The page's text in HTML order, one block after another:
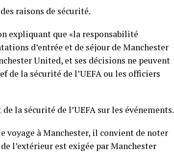
raisons de sécurité.
expliquant que «la responsabilité
d’entrée et de séjour de Manchester
United, et ses décisions ne peuvent
de la sécurité de l’UEFA ou les officiers
la sécurité de l’UEFA sur les événements.
voyage à Manchester, il convient de noter
l’extérieur est exigée par Manchester